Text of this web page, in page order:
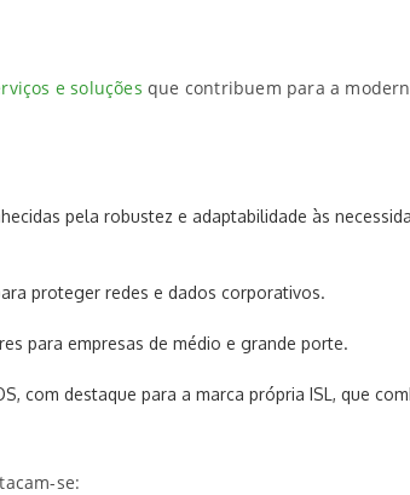
e soluçõesque contribuem para a
pela robustez e adaptabilidade às
proteger redes e dados corporativos.
para empresas de médio e grande porte.
com destaque para a marca própria ISL, que
se: